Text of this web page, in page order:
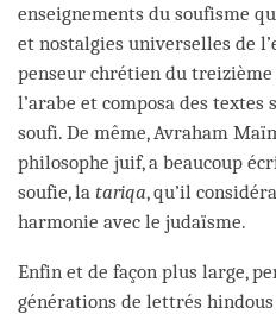
enseignements du soufisme
et nostalgies universelles de
penseur chrétien du
l’arabe et composa des textes
soufi. De même, Avraham
philosophe juif, a beaucoup
soufie, la tariqa, qu’il
harmonie avec le judaïsme.
Enfin et de façon plus large,
générations de lettrés